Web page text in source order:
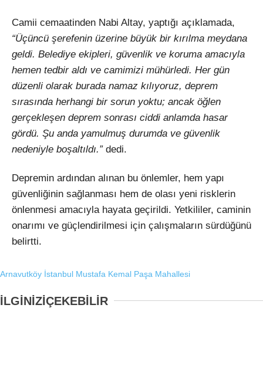
Camii cemaatinden Nabi Altay, yaptığı açıklamada,
“Üçüncü şerefenin üzerine büyük bir kırılma meydana
geldi. Belediye ekipleri, güvenlik ve koruma amacıyla
hemen tedbir aldı ve camimizi mühürledi. Her gün
düzenli olarak burada namaz kılıyoruz, deprem
sırasında herhangi bir sorun yoktu; ancak öğlen
gerçekleşen deprem sonrası ciddi anlamda hasar
gördü. Şu anda yamulmuş durumda ve güvenlik
nedeniyle boşaltıldı.”dedi.
Depremin ardından alınan bu önlemler, hem yapı
güvenliğinin sağlanması hem de olası yeni risklerin
önlenmesi amacıyla hayata geçirildi. Yetkililer, caminin
onarımı ve güçlendirilmesi için çalışmaların sürdüğünü
belirtti.
Arnavutköy İstanbul Mustafa Kemal Paşa Mahallesi
İLGİNİZİÇEKEBİLİR